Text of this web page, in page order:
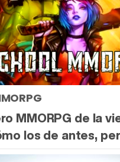
MMORPG de la
los de antes,